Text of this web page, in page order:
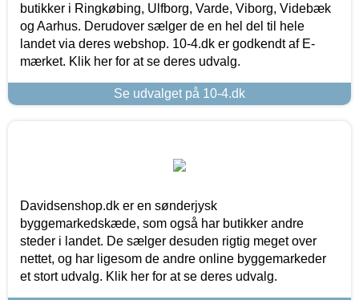
butikker i Ringkøbing, Ulfborg, Varde, Viborg, Videbæk
og Aarhus. Derudover sælger de en hel del til hele
landet via deres webshop. 10-4.dk er godkendt af E-
mærket. Klik her for at se deres udvalg.
Se udvalget på 10-4.dk
Davidsenshop.dk er en sønderjysk
byggemarkedskæde, som også har butikker andre
steder i landet. De sælger desuden rigtig meget over
nettet, og har ligesom de andre online byggemarkeder
et stort udvalg. Klik her for at se deres udvalg.